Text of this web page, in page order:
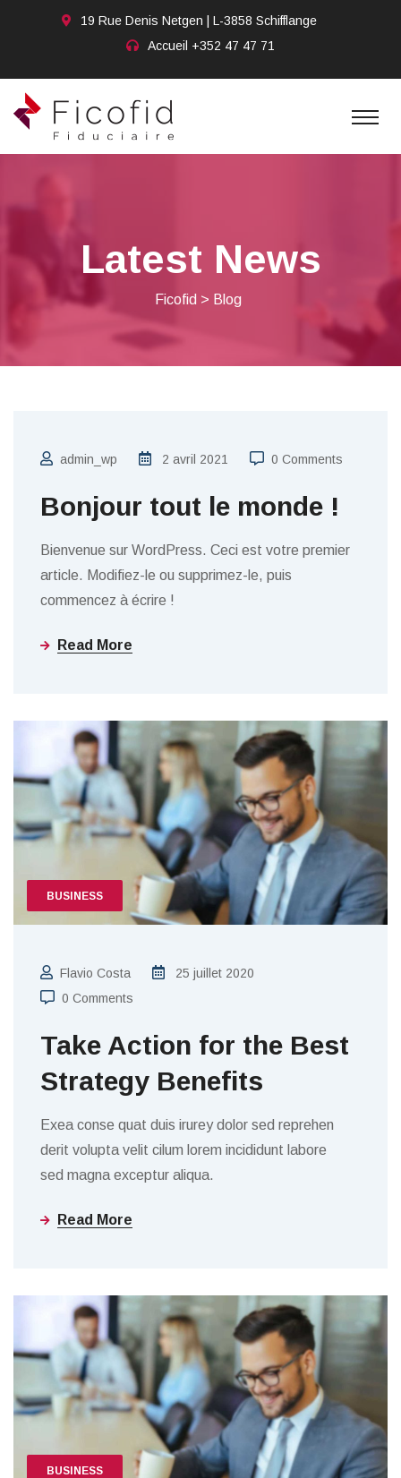
19 Rue Denis Netgen | L-3858 Schifflange
Accueil +352 47 47 71
Latest News
Ficofid > Blog
admin_wp 2 avril 2021 0 Comments
Bonjour tout le monde !
Bienvenue sur WordPress. Ceci est votre premier
article. Modifiez-le ou supprimez-le, puis
commencez à écrire !
Read More
BUSINESS
Flavio Costa
25 juillet 2020
0 Comments
Take Action for the Best
Strategy Benefits
Exea conse quat duis irurey dolor sed reprehen
derit volupta velit cilum lorem incididunt labore
sed magna exceptur aliqua.
Read More
BUSINESS